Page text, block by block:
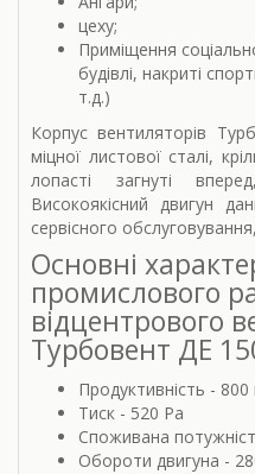
цеху;
Приміщення
будівлі, накриті
т.д.)
Корпус вентиляторів
міцної листової сталі,
лопасті загнуті
Високоякісний двигун
сервісного
Основні
промислового
відцентрового
Турбовент ДЕ
Продуктивність - 800
Тиск - 520 Pa
Споживана
Обороти двигуна -